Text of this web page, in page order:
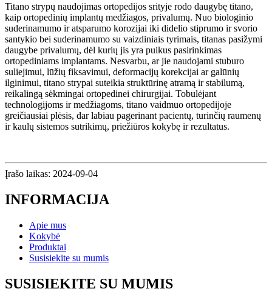
Titano strypų naudojimas ortopedijos srityje rodo daugybę titano,
kaip ortopedinių implantų medžiagos, privalumų. Nuo biologinio
suderinamumo ir atsparumo korozijai iki didelio stiprumo ir svorio
santykio bei suderinamumo su vaizdiniais tyrimais, titanas pasižymi
daugybe privalumų, dėl kurių jis yra puikus pasirinkimas
ortopediniams implantams. Nesvarbu, ar jie naudojami stuburo
suliejimui, lūžių fiksavimui, deformacijų korekcijai ar galūnių
ilginimui, titano strypai suteikia struktūrinę atramą ir stabilumą,
reikalingą sėkmingai ortopedinei chirurgijai. Tobulėjant
technologijoms ir medžiagoms, titano vaidmuo ortopedijoje
greičiausiai plėsis, dar labiau pagerinant pacientų, turinčių raumenų
ir kaulų sistemos sutrikimų, priežiūros kokybę ir rezultatus.
Įrašo laikas: 2024-09-04
INFORMACIJA
Apie mus
Kokybė
Produktai
Susisiekite su mumis
SUSISIEKITE SU MUMIS